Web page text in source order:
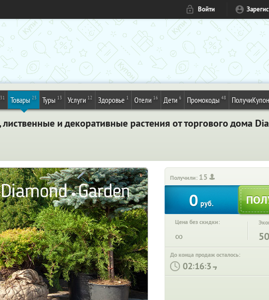
Войти
31 Товары 25 Туры 13 Услуги 12 Здоровье 1 Отели 16 Дети 6 Промокоды 48 ПолучиКупон
и декоративные растения от торгового дома
Получили: 15
0 руб.
Цена без скидки:
∞ 50
До конца продаж осталось:
: :